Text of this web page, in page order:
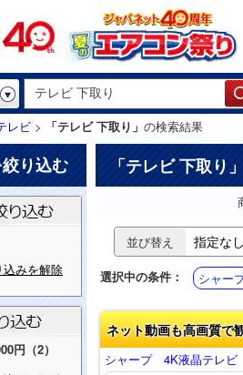
レビ > 「テレビ 下取り」 の検索結果
り込む
込みを解除
円（2）
「テレビ 下取り
並び替え
選択中の条件： シャー
ネット動画も高画質で
シャープ 4K液晶テレ